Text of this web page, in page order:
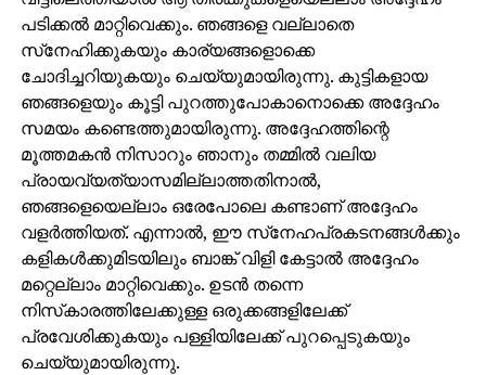
പടിക്കല്‍ മാറ്റിവെക്കും. ഞങ്ങളെ വല്ലാതെ
സ്‌നേഹിക്കുകയും കാര്യങ്ങളൊക്കെ
ചോദിച്ചറിയുകയും ചെയ്യുമായിരുന്നു. കുട്ടികളായ
ഞങ്ങളെയും കൂട്ടി പുറത്തുപോകാനൊക്കെ അദ്ദേഹം
സമയം കണ്ടെത്തുമായിരുന്നു. അദ്ദേഹത്തിന്റെ
മൂത്തമകന്‍ നിസാറും ഞാനും തമ്മില്‍ വലിയ
പ്രായവ്യത്യാസമില്ലാത്തതിനാല്‍,
ഞങ്ങളെയെല്ലാം ഒരേപോലെ കണ്ടാണ് അദ്ദേഹം
വളര്‍ത്തിയത്. എന്നാല്‍, ഈ സ്‌നേഹപ്രകടനങ്ങള്‍ക്കും
കളികള്‍ക്കുമിടയിലും ബാങ്ക് വിളി കേട്ടാല്‍ അദ്ദേഹം
മറ്റെല്ലാം മാറ്റിവെക്കും. ഉടന്‍ തന്നെ
നിസ്‌കാരത്തിലേക്കുള്ള ഒരുക്കങ്ങളിലേക്ക്
പ്രവേശിക്കുകയും പള്ളിയിലേക്ക് പുറപ്പെടുകയും
ചെയ്യുമായിരുന്നു.